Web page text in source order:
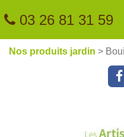
03 26 81 31 59
Nos produits jardin >